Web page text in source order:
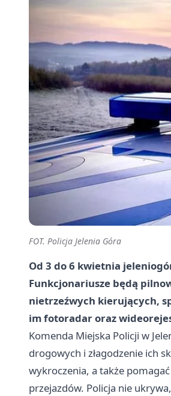
FOT. Policja Jelenia Góra
Od 3 do 6 kwietnia
Funkcjonariusze będą
nietrzeźwych kierujących,
im fotoradar oraz
Komenda Miejska Policji w
drogowych i złagodzenie ich
wykroczenia, a także
przejazdów. Policja nie